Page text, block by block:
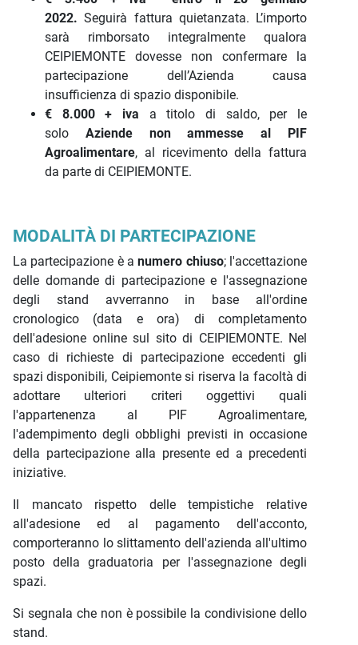
2022. Seguirà fattura quietanzata. L’importo
sarà rimborsato integralmente qualora
CEIPIEMONTE dovesse non confermare la
partecipazione dell’Azienda causa
insufficienza di spazio disponibile.
€ 8.000 + iva a titolo di saldo, per le
solo Aziende
non ammesse al PIF
Agroalimentare, al ricevimento della fattura
da parte di CEIPIEMONTE.
MODALITÀ DI PARTECIPAZIONE
La partecipazione è anumero chiuso; l'accettazione
delle domande di partecipazione e l'assegnazione
degli stand avverranno in base all'ordine
cronologico (data e ora) di completamento
dell'adesione online sul sito di CEIPIEMONTE. Nel
caso di richieste di partecipazione eccedenti gli
spazi disponibili, Ceipiemonte si riserva la facoltà di
adottare ulteriori criteri oggettivi quali
l'appartenenza al PIF Agroalimentare,
l'adempimento degli obblighi previsti in occasione
della partecipazione alla presente ed a precedenti
iniziative.
Il mancato rispetto delle tempistiche relative
all'adesione ed al pagamento dell'acconto,
comporteranno lo slittamento dell'azienda all'ultimo
posto della graduatoria per l'assegnazione degli
spazi.
Si segnala che non è possibile la condivisione dello
stand.